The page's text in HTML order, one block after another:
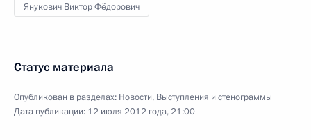
Янукович Виктор Фёдорович
Статус материала
Опубликован в разделах: Новости, Выступления и стенограммы
Дата публикации: 12 июля 2012 года, 21:00